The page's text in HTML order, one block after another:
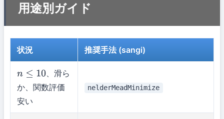
用途別ガイド
状況 推奨手法 (sangi)
n≤10
、滑ら
か、関数評価
安い
nelderMeadMinimize